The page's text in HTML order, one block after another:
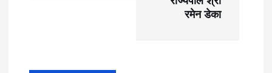
रमेन डेका